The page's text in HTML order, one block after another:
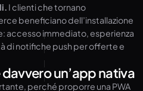
I clienti che tornano
beneficiano dell’installazione
accesso immediato, esperienza
di notifiche push per offerte e
un’app nativa
perché proporre una PWA